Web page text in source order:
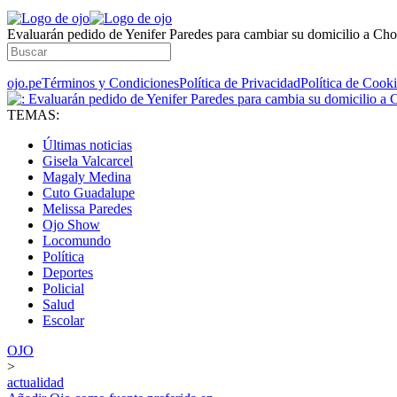
Evaluarán pedido de Yenifer Paredes para cambiar su domicilio a
ojo.peTérminos y CondicionesPolítica de PrivacidadPolítica de
TEMAS:
Últimas noticias
Gisela Valcarcel
Magaly Medina
Cuto Guadalupe
Melissa Paredes
Ojo Show
Locomundo
Política
Deportes
Policial
Salud
Escolar
OJO
>
actualidad